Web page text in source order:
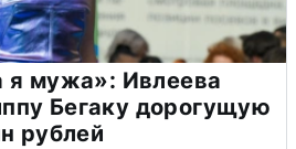
я мужа»: Ивлеева
Бегаку дорогущую
рублей